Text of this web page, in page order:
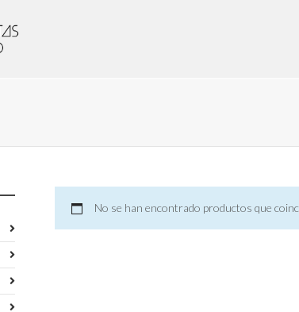
No se han encontrado productos que